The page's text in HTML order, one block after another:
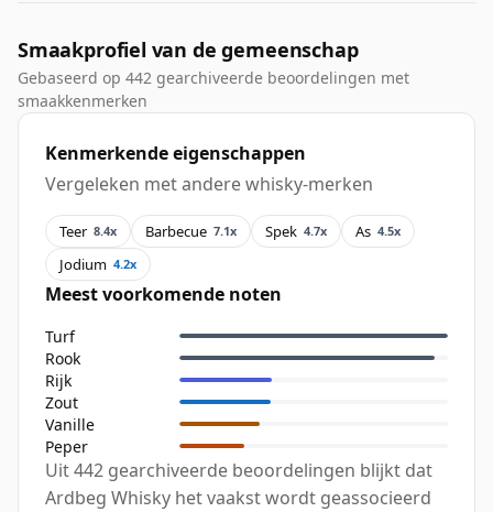
Smaakprofiel van de gemeenschap
Gebaseerd op 442 gearchiveerde beoordelingen met
smaakkenmerken
Kenmerkende eigenschappen
Vergeleken met andere whisky-merken
Teer 8.4x Barbecue 7.1x Spek 4.7x As 4.5x
Jodium 4.2x
Meest voorkomende noten
Turf
Rook
Rijk
Zout
Vanille
Peper
Uit 442 gearchiveerde beoordelingen blijkt dat
Ardbeg Whisky het vaakst wordt geassocieerd